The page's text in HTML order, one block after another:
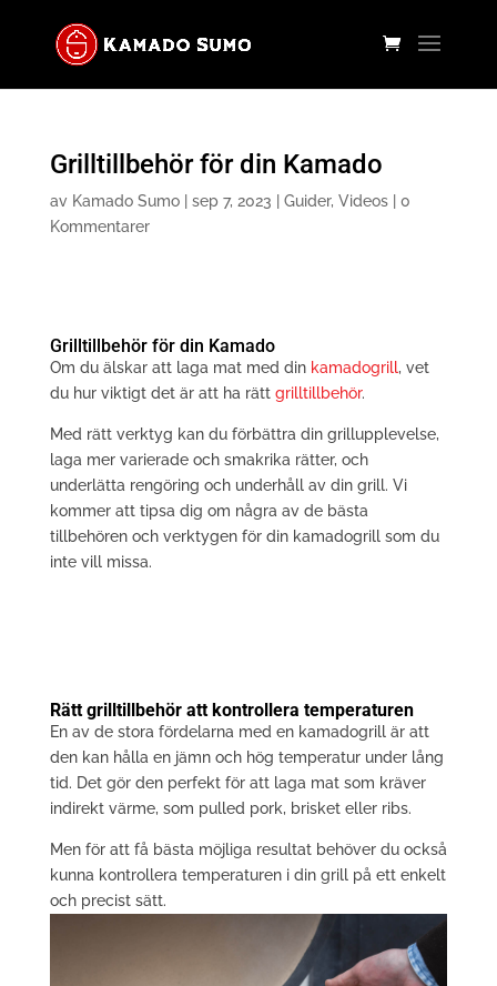
Grilltillbehör för din Kamado
av Kamado Sumo| sep 7, 2023 Guider, Videos| 0
Kommentarer
Grilltillbehör för din Kamado
Om du älskar att laga mat med din kamadogrill, vet
du hur viktigt det är att ha rätt grilltillbehör.
Med rätt verktyg kan du förbättra din grillupplevelse,
laga mer varierade och smakrika rätter, och
underlätta rengöring och underhåll av din grill. Vi
kommer att tipsa dig om några av de bästa
tillbehören och verktygen för din kamadogrill som du
inte vill missa.
Rätt grilltillbehör att kontrollera temperaturen
En av de stora fördelarna med en kamadogrill är att
den kan hålla en jämn och hög temperatur under lång
tid. Det gör den perfekt för att laga mat som kräver
indirekt värme, som pulled pork, brisket eller ribs.
Men för att få bästa möjliga resultat behöver du också
kunna kontrollera temperaturen i din grill på ett enkelt
och precist sätt.